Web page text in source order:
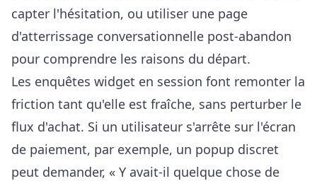
capter l'hésitation, ou utiliser une page
d'atterrissage conversationnelle post-abandon
pour comprendre les raisons du départ.
Les enquêtes widget en session font remonter la
friction tant qu'elle est fraîche, sans perturber le
flux d'achat. Si un utilisateur s'arrête sur l'écran
de paiement, par exemple, un popup discret
peut demander, « Y avait-il quelque chose de